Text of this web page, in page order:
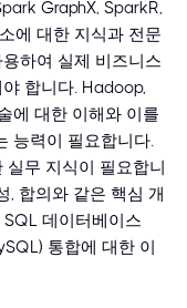
GraphX, SparkR,
에 대한 지식과 전문
하여 실제 비즈니스
합니다. Hadoop,
에 대한 이해와 이를
능력이 필요합니다.
무 지식이 필요합니
, 합의와 같은 핵심 개
데이터베이스
통합에 대한 이